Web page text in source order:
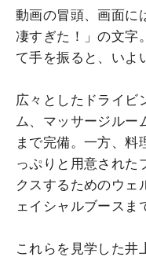
動画の冒頭、画面に
凄すぎた！」の文字
て手を振ると、いよ
広々としたドライビ
ム、マッサージルー
まで完備。一方、料
っぷりと用意された
クスするためのウェ
ェイシャルブースま
これらを見学した井